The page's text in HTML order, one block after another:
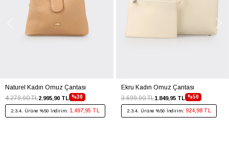
Naturel Kadın Omuz Çantası
%30
2.995,90 TL
4.279,90 TL
2.3.4. Ürüne %50 İndirim: 1.497,95 TL
Ekru Kadın Omuz Çantası
%50
1.849,95 TL
3.699,90 TL
2.3.4. Ürüne %50 İndirim: 924,98 TL